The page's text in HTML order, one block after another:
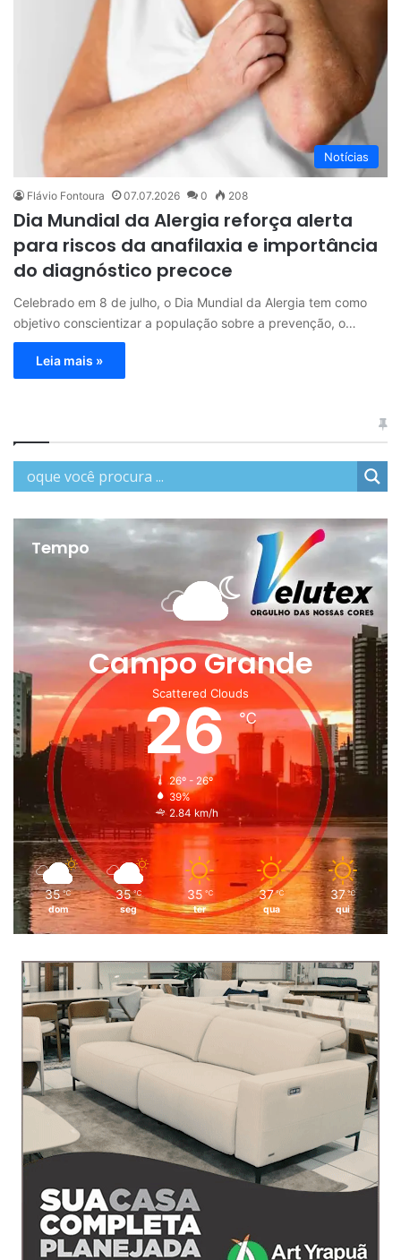
Notícias
Flávio Fontoura 07.07.2026 0 208
Dia Mundial da Alergia reforça alerta
para riscos da anafilaxia e importância
do diagnóstico precoce
Celebrado em 8 de julho, o Dia Mundial da Alergia tem como
objetivo conscientizar a população sobre a prevenção, o…
Leia mais »
Tempo
Campo Grande
Scattered Clouds
26℃
26º - 26º
39%
2.84 km/h
35 ℃
dom
35 ℃
seg
35 ℃
ter
37 ℃
qua
37 ℃
qui